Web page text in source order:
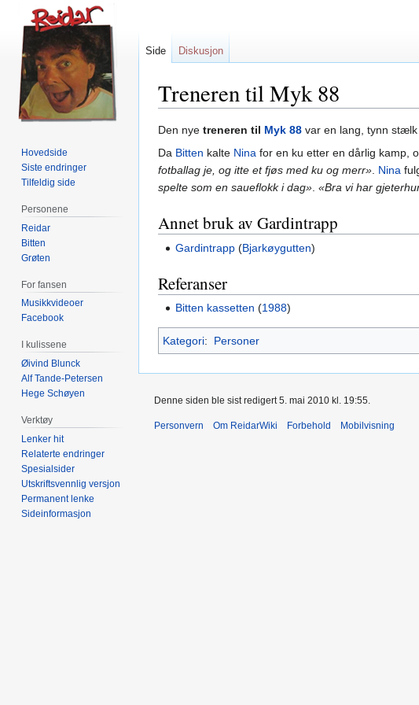
Treneren til Myk 88
Hopp
til
navigering
Hopp
til
søk
Den nye treneren til Myk 88 var en lang, tynn stælk
Da Bitten kalte Nina for en ku etter en dårlig kamp,
fotballag je, og itte et fjøs med ku og merr». Nina
spelte som en saueflokk i dag». «Bra vi har
Annet bruk av Gardintrapp
Gardintrapp (Bjarkøygutten)
Referanser
Bitten kassetten (1988)
Kategori: Personer
Side Diskusjon
Hovedside
Siste endringer
Tilfeldig side
Personene
Reidar
Bitten
Grøten
For fansen
Musikkvideoer
Facebook
I kulissene
Øivind Blunck
Alf Tande-Petersen
Hege Schøyen
Verktøy
Lenker hit
Relaterte endringer
Spesialsider
Utskriftsvennlig versjon
Permanent lenke
Sideinformasjon
Denne siden ble sist redigert 5. mai 2010 kl. 19:55.
Personvern Om ReidarWiki Forbehold Mobilvisning